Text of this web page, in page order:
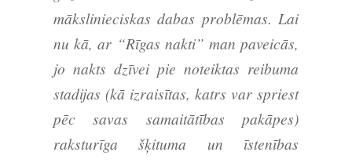
mākslinieciskas dabas problēmas. Lai
nu kā, ar “Rīgas nakti” man paveicās,
jo nakts dzīvei pie noteiktas reibuma
stadijas (kā izraisītas, katrs var spriest
pēc savas samaitātības pakāpes)
raksturīga šķituma un īstenības